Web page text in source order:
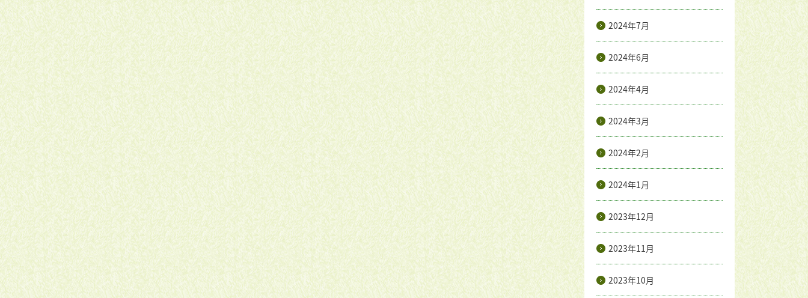
2024年7月
2024年6月
2024年4月
2024年3月
2024年2月
2024年1月
2023年12月
2023年11月
2023年10月